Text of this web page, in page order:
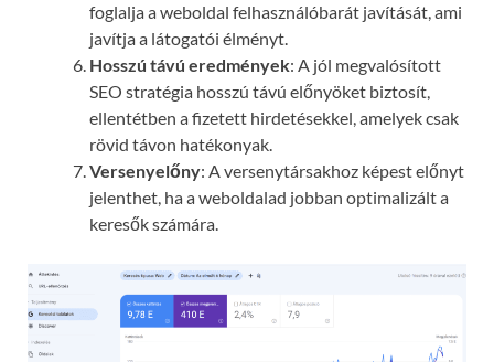
foglalja a weboldal felhasználóbarát javítását, ami
javítja a látogatói élményt.
Hosszú távú eredmények: A jól megvalósított
SEO stratégia hosszú távú előnyöket biztosít,
ellentétben a fizetett hirdetésekkel, amelyek csak
rövid távon hatékonyak.
Versenyelőny: A versenytársakhoz képest előnyt
jelenthet, ha a weboldalad jobban optimalizált a
keresők számára.